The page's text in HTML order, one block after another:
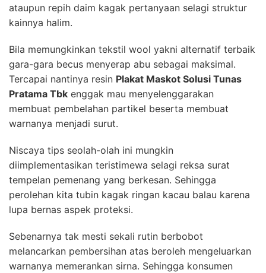
ataupun repih daim kagak pertanyaan selagi struktur
kainnya halim.
Bila memungkinkan tekstil wool yakni alternatif terbaik
gara-gara becus menyerap abu sebagai maksimal.
Tercapai nantinya resin Plakat Maskot Solusi Tunas
Pratama Tbk enggak mau menyelenggarakan
membuat pembelahan partikel beserta membuat
warnanya menjadi surut.
Niscaya tips seolah-olah ini mungkin
diimplementasikan teristimewa selagi reksa surat
tempelan pemenang yang berkesan. Sehingga
perolehan kita tubin kagak ringan kacau balau karena
lupa bernas aspek proteksi.
Sebenarnya tak mesti sekali rutin berbobot
melancarkan pembersihan atas beroleh mengeluarkan
warnanya memerankan sirna. Sehingga konsumen